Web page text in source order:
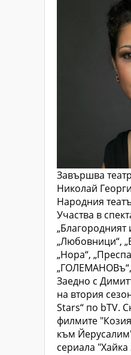
Завършва
Николай
Народния
Участва в
„Благородният
„Любовници“,
„Нора“,
Заедно с
на втория
Stars“ по bTV.
филмите
към
сериала